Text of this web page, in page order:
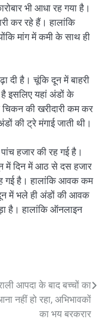
भी आधा रह गया है।
कर रहे हैं। हालांकि
मांग में कमी के साथ ही
दी है। चूंकि दून में बाहरी
है इसलिए यहां अंडों के
की खरीदारी कम कर
की ट्रे मंगाई जाती थी।
हजार की रह गई है।
में दिन में आठ से दस हजार
गई है। हालांकि आवक कम
में भले ही अंडों की आवक
है। हालांकि ऑनलाइन
आपदा के बाद बच्चों का
नहीं हो रहा, अभिभावकों
का भय बरकरार